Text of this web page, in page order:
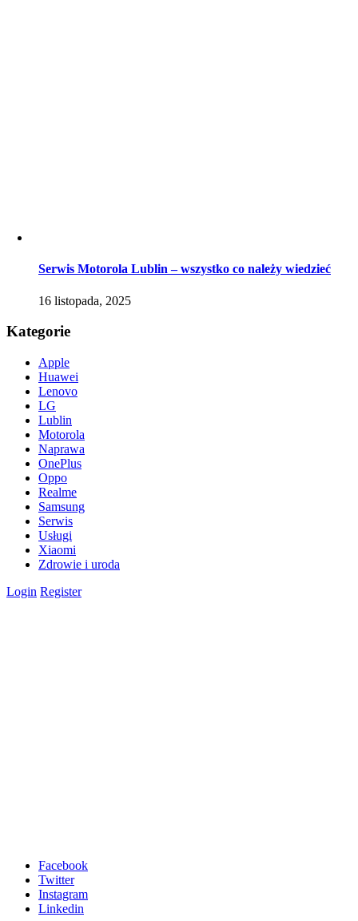
Serwis Motorola Lublin – wszystko co należy wiedzieć
16 listopada, 2025
Kategorie
Apple
Huawei
Lenovo
LG
Lublin
Motorola
Naprawa
OnePlus
Oppo
Realme
Samsung
Serwis
Usługi
Xiaomi
Zdrowie i uroda
Login Register
Facebook
Twitter
Instagram
Linkedin